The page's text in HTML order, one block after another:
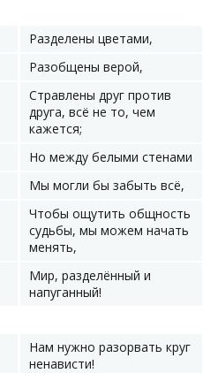
Разделены цветами,
Разобщены верой,
Стравлены друг против
друга, всё не то, чем
кажется;
Но между белыми стенами
Мы могли бы забыть всё,
Чтобы ощутить общность
судьбы, мы можем начать
менять,
Мир, разделённый и
напуганный!
Нам нужно разорвать круг
ненависти!